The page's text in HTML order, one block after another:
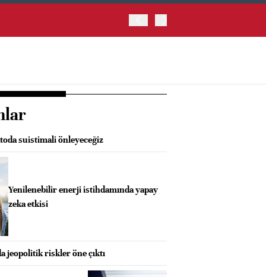
suistimali önleyeceğiz
Yenilenebilir enerji istihdamında yapay
zeka etkisi
jeopolitik riskler öne çıktı